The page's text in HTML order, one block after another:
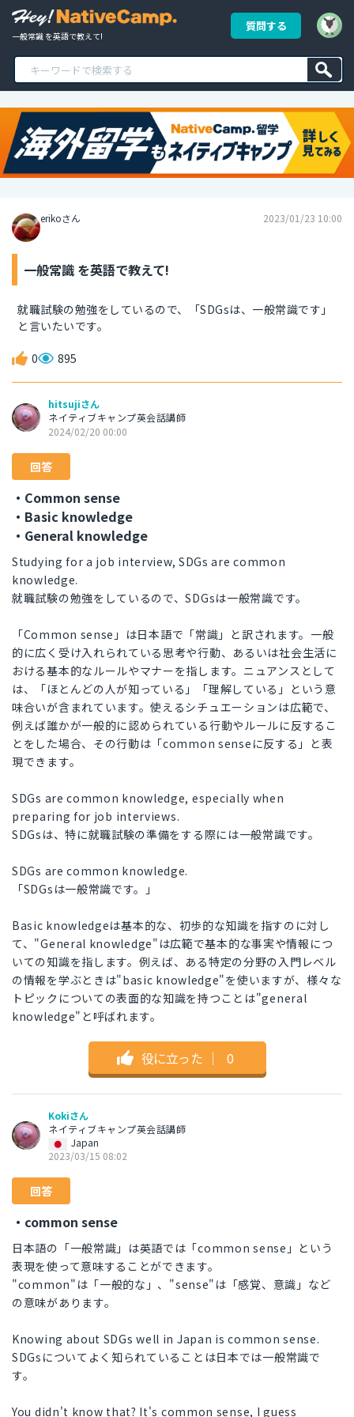
一般常識 を英語で教えて!
質問する
erikoさん 2023/01/23 10:00
一般常識 を英語で教えて!
就職試験の勉強をしているので、「SDGsは、一般常識です」
と言いたいです。
0 895
hitsujiさん
ネイティブキャンプ英会話講師
2024/02/20 00:00
回答
・Common sense
・Basic knowledge
・General knowledge
Studying for a job interview, SDGs are common
knowledge.
就職試験の勉強をしているので、SDGsは一般常識です。
「Common sense」は日本語で「常識」と訳されます。一般
的に広く受け入れられている思考や行動、あるいは社会生活に
おける基本的なルールやマナーを指します。ニュアンスとして
は、「ほとんどの人が知っている」「理解している」という意
味合いが含まれています。使えるシチュエーションは広範で、
例えば誰かが一般的に認められている行動やルールに反するこ
とをした場合、その行動は「common senseに反する」と表
現できます。
SDGs are common knowledge, especially when
preparing for job interviews.
SDGsは、特に就職試験の準備をする際には一般常識です。
SDGs are common knowledge.
「SDGsは一般常識です。」
Basic knowledgeは基本的な、初歩的な知識を指すのに対し
て、"General knowledge"は広範で基本的な事実や情報につ
いての知識を指します。例えば、ある特定の分野の入門レベル
の情報を学ぶときは"basic knowledge"を使いますが、様々な
トピックについての表面的な知識を持つことは"general
knowledge"と呼ばれます。
役に立った ｜ 0
Kokiさん
ネイティブキャンプ英会話講師
Japan
2023/03/15 08:02
回答
・common sense
日本語の「一般常識」は英語では「common sense」という
表現を使って意味することができます。
"common"は「一般的な」、"sense"は「感覚、意識」など
の意味があります。
Knowing about SDGs well in Japan is common sense.
SDGsについてよく知られていることは日本では一般常識で
す。
You didn't know that? It's common sense, I guess